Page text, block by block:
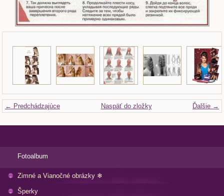
← Predchádzajúce Ďalšie →
Naspäť do zložky
Fotoalbum
Zimné a Vianočné obrázky ❄
Šperky